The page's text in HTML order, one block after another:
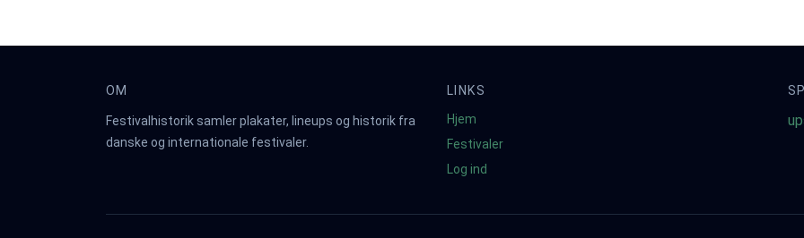
OM
Festivalhistorik samler plakater, lineups og historik fra
danske og internationale festivaler.
LINKS
Hjem
Festivaler
Log ind